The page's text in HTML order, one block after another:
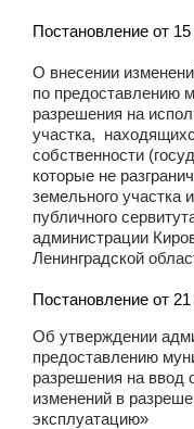
Постановление от
О внесении
по предоставлению
разрешения на
участка,
собственности
которые не
земельного участка
публичного
администрации
Ленинградской
Постановление от
Об утверждении
предоставлению
разрешения на ввод
изменений в
эксплуатацию»